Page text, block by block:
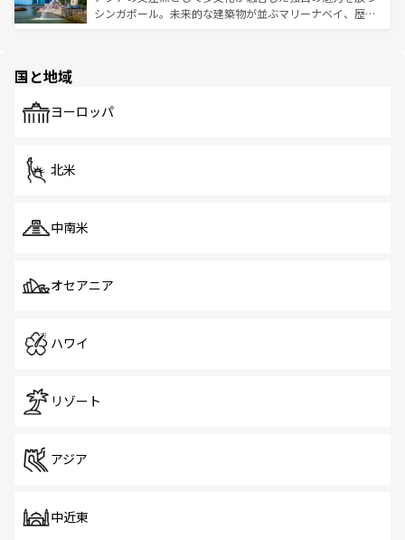
た文化、そして多様な観光資源が、訪れる旅人を魅了し続
うな絶景から文化的な体験まで、香港を存分に楽しみ尽く
シンガポール。未来的な建築物が並ぶマリーナベイ、歴史
で、ホーカーズは地元の風情を楽しめる外せないスポット
国と地域
ヨーロッパ
北米
中南米
オセアニア
ハワイ
リゾート
アジア
中近東